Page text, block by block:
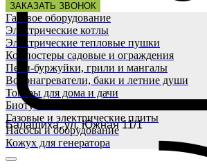
Балашиха, ул. Южная 11/1
ЗАКАЗАТЬ ЗВОНОК
Газовое оборудование
Электрические котлы
Электрические тепловые пушки
Компостеры садовые и ограждения
Печи-буржуйки, грили и мангалы
Водонагреватели, баки и летние души
Товары для дома и дачи
Биотуалеты
Газовые и электрические плиты
Насосы и оборудование
Кожух для генератора